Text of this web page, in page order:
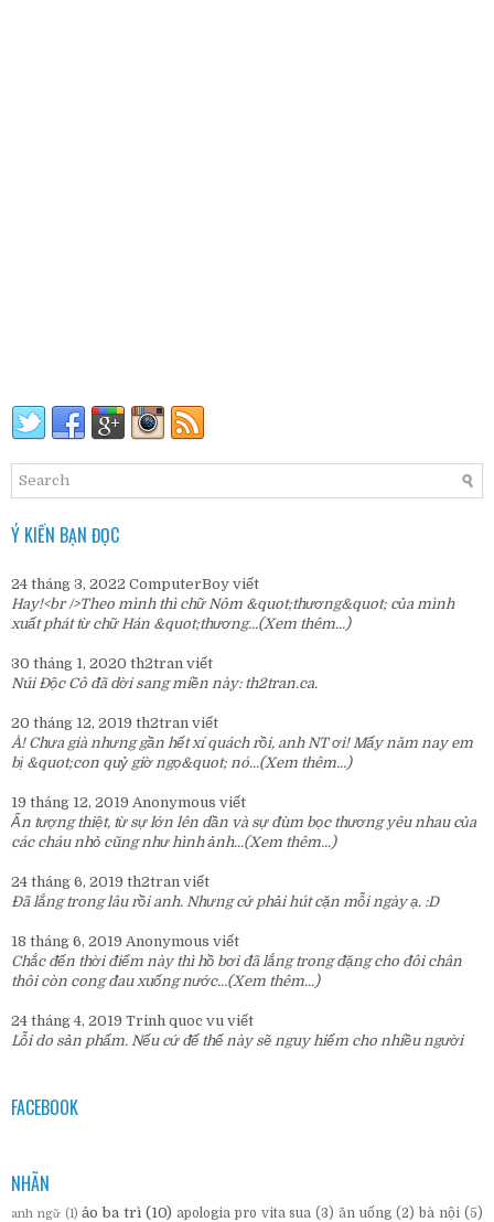
Ý KIẾN BẠN ĐỌC
24 tháng 3, 2022 ComputerBoy viết
Hay!<br />Theo mình thì chữ Nôm &quot;thương&quot; của mình
xuất phát từ chữ Hán &quot;thương...(Xem thêm...)
30 tháng 1, 2020 th2tran viết
Núi Độc Cô đã dời sang miền này: th2tran.ca.
20 tháng 12, 2019 th2tran viết
À! Chưa già nhưng gần hết xí quách rồi, anh NT ơi! Mấy năm nay em
bị &quot;con quỷ giờ ngọ&quot; nó...(Xem thêm...)
19 tháng 12, 2019 Anonymous viết
Ấn tượng thiệt, từ sự lớn lên dần và sự đùm bọc thương yêu nhau của
các cháu nhỏ cũng như hình ảnh...(Xem thêm...)
24 tháng 6, 2019 th2tran viết
Đã lắng trong lâu rồi anh. Nhưng cứ phải hút cặn mỗi ngày ạ. :D
18 tháng 6, 2019 Anonymous viết
Chắc đến thời điểm này thì hồ bơi đã lắng trong đặng cho đôi chân
thôi còn cong đau xuống nước...(Xem thêm...)
24 tháng 4, 2019 Trinh quoc vu viết
Lỗi do sản phẩm. Nếu cứ để thế này sẽ nguy hiểm cho nhiều người
FACEBOOK
NHÃN
anh ngữ (1) ảo ba trì (10) apologia pro vita sua (3) ăn uống (2) bà nội (5)